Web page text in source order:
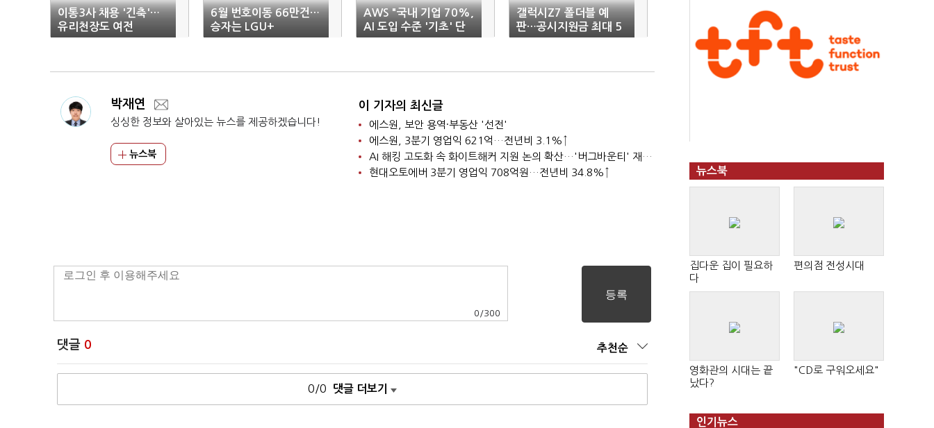
이통3사 채용 '긴축'…
유리천장도 여전
6월 번호이동 66만건…
승자는 LGU+
AWS "국내 기업 70%,
AI 도입 수준 '기초' 단
계"
갤럭시Z7 폴더블 예
판…공시지원금 최대 5
0만
박재연
싱싱한 정보와 살아있는 뉴스를 제공하겠습니다!
뉴스북
이 기자의 최신글
에스원, 보안 용역·부동산 '선전'
에스원, 3분기 영업익 621억…전년비 3.1%↑
AI 해킹 고도화 속 화이트해커 지원 논의 확산…'버그바운티' 재조명
현대오토에버 3분기 영업익 708억원…전년비 34.8%↑
0 /300
댓글 0 추천순
0/0 댓글 더보기
뉴스북
집다운 집이 필요하
다
편의점 전성시대
영화관의 시대는 끝
났다?
"CD로 구워오세요"
인기뉴스